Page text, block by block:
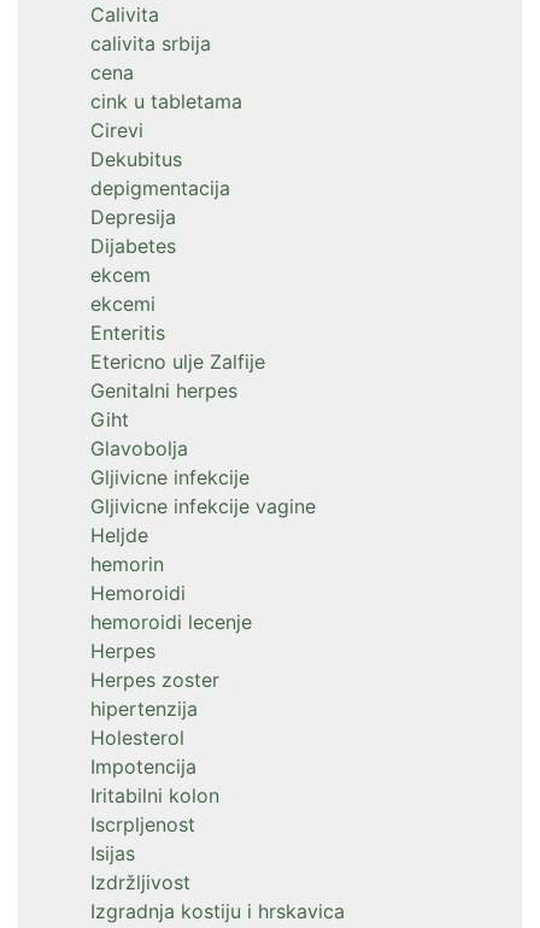
Calivita
calivita srbija
cena
cink u tabletama
Cirevi
Dekubitus
depigmentacija
Depresija
Dijabetes
ekcem
ekcemi
Enteritis
Etericno ulje Zalfije
Genitalni herpes
Giht
Glavobolja
Gljivicne infekcije
Gljivicne infekcije vagine
Heljde
hemorin
Hemoroidi
hemoroidi lecenje
Herpes
Herpes zoster
hipertenzija
Holesterol
Impotencija
Iritabilni kolon
Iscrpljenost
Isijas
Izdržljivost
Izgradnja kostiju i hrskavica